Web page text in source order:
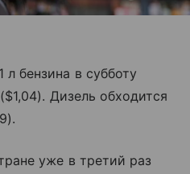
бензина в субботу
($1,04). Дизель обходится
уже в третий раз